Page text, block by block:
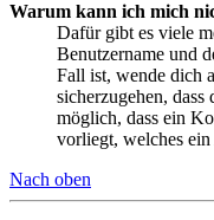
Warum kann ich mich
Dafür gibt es viele
Benutzername und
Fall ist, wende dich
sicherzugehen,
möglich, dass ein
vorliegt, welches
Nach oben